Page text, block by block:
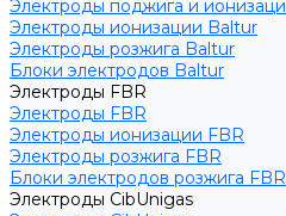
Электроды поджига и
Электроды ионизации Baltur
Электроды розжига Baltur
Блоки электродов Baltur
Электроды FBR
Электроды FBR
Электроды ионизации FBR
Электроды розжига FBR
Блоки электродов розжига FBR
Электроды CibUnigas